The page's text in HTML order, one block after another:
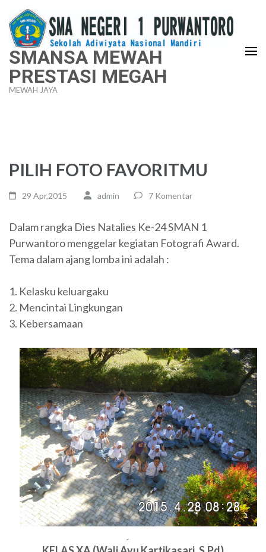
Lompat
ke
konten
(Tekan
Enter)
SMANSA MEWAH
PRESTASI MEGAH
MEWAH JAYA
PILIH FOTO FAVORITMU
29 Apr,2015 admin 7 Komentar
Dalam rangka Dies Natalies Ke-24 SMAN 1
Purwantoro menggelar kegiatan Fotografi Award.
Tema dalam ajang lomba ini adalah :
1. Kelasku keluargaku
2. Mencintai Lingkungan
3. Kebersamaan